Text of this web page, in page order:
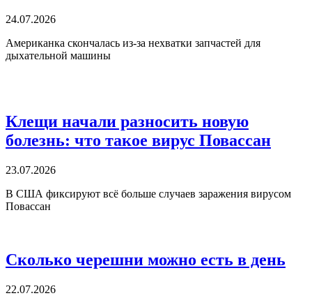
24.07.2026
Американка скончалась из-за нехватки запчастей для
дыхательной машины
Клещи начали разносить новую
болезнь: что такое вирус Повассан
23.07.2026
В США фиксируют всё больше случаев заражения вирусом
Повассан
Сколько черешни можно есть в день
22.07.2026